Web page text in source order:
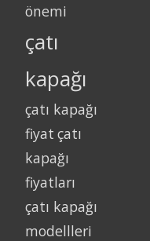
önemi
çatı
kapağı
çatı kapağı
fiyat çatı
kapağı
fiyatları
çatı kapağı
modellleri